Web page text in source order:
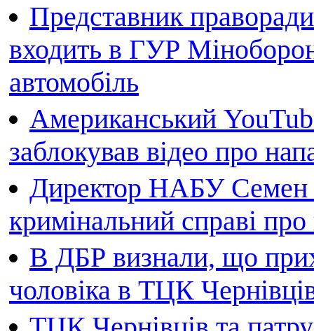
Представник
входить в ГУР
автомобіль
Американський
заблокував відео про
Директор НАБУ Семен
кримінальний справі
В ДБР визнали, що
чоловіка в ТЦК Чернівців